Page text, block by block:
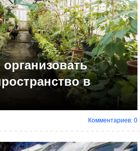
в
Комментариев: 0